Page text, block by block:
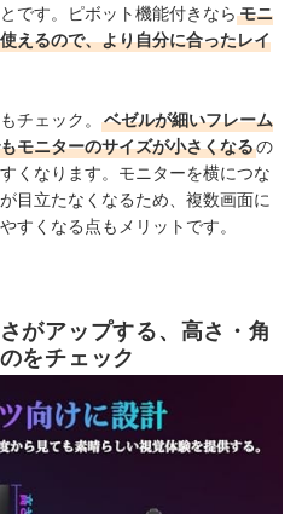
です。ピボット機能付きなら モニ
えるので、より自分に合ったレイ
チェック。
ベゼルが細いフレーム
モニターのサイズが小さくなるの
くなります。モニターを横につな
目立たなくなるため、複数画面に
すくなる点もメリットです。
がアップする、高さ・角
をチェック